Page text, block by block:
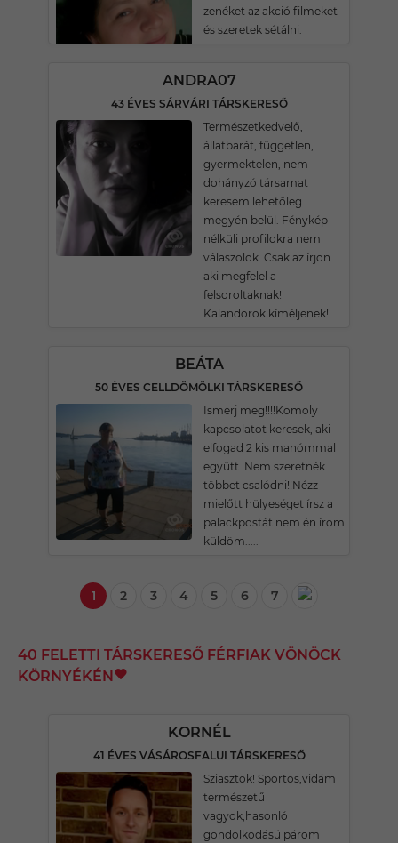
zenéket az akció filmeket
és szeretek sétálni.
ANDRA07
43 ÉVES SÁRVÁRI TÁRSKERESŐ
Természetkedvelő,
állatbarát, független,
gyermektelen, nem
dohányzó társamat
keresem lehetőleg
megyén belül. Fénykép
nélküli profilokra nem
válaszolok. Csak az írjon
aki megfelel a
felsoroltaknak!
Kalandorok kíméljenek!
BEÁTA
50 ÉVES CELLDÖMÖLKI TÁRSKERESŐ
Ismerj meg!!!!Komoly
kapcsolatot keresek, aki
elfogad 2 kis manómmal
együtt. Nem szeretnék
többet csalódni!!Nézz
mielőtt hülyeséget írsz a
palackpostát nem én írom
küldöm.....
1 2 3 4 5 6 7
40 FELETTI TÁRSKERESŐ FÉRFIAK VÖNÖCK
KÖRNYÉKÉN
KORNÉL
41 ÉVES VÁSÁROSFALUI TÁRSKERESŐ
Sziasztok! Sportos,vidám
természetű
vagyok,hasonló
gondolkodású párom